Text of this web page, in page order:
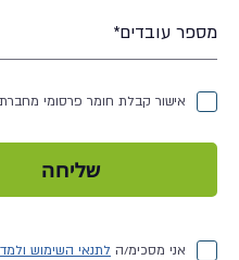
אישור קבלת חומר פרסומי
שליחה
אני מסכימ/ה לתנאי השימוש